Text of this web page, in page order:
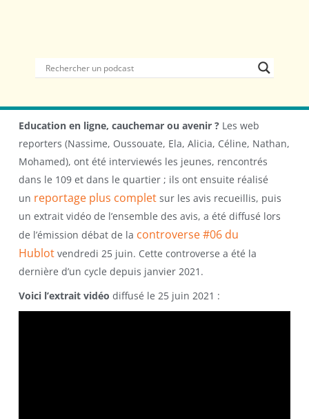
Education en ligne, cauchemar ou avenir ?Les web
reporters (Nassime, Oussouate, Ela, Alicia, Céline, Nathan,
Mohamed), ont été interviewés les jeunes, rencontrés
dans le 109 et dans le quartier ; ils ont ensuite réalisé
un reportage plus completsur les avis recueillis, puis
un extrait vidéo de l’ensemble des avis, a été diffusé lors
de l’émission débat de la controverse #06 du
Hublotvendredi 25 juin. Cette controverse a été la
dernière d’un cycle depuis janvier 2021.
Voici l’extrait vidéo diffusé le 25 juin 2021 :